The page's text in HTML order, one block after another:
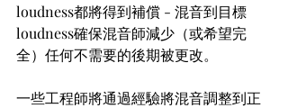
loudness都將得到補償 - 混音到目標
loudness確保混音師減少（或希望完
全）任何不需要的後期被更改。
一些工程師將通過經驗將混音調整到正